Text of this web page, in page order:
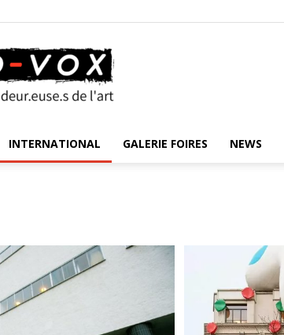
VOX
INTERNATIONAL GALERIE FOIRES NEWS